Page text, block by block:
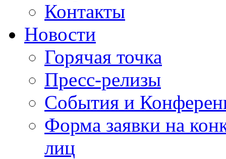
Контакты
Новости
Горячая точка
Пресс-релизы
События и
Форма заявки на
лиц